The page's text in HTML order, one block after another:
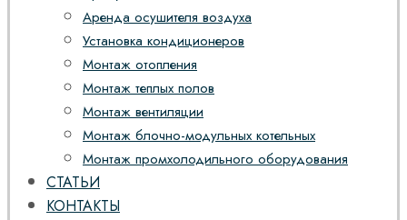
Аренда осушителя воздуха
Установка кондиционеров
Монтаж отопления
Монтаж теплых полов
Монтаж вентиляции
Монтаж блочно-модульных котельных
Монтаж промхолодильного оборудования
СТАТЬИ
КОНТАКТЫ